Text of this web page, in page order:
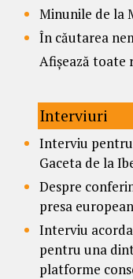
Minunile de la
În căutarea
Afișează toate
Interviuri
Interviu pentru
Gaceta de la
Despre
presa
Interviu
pentru una
platforme